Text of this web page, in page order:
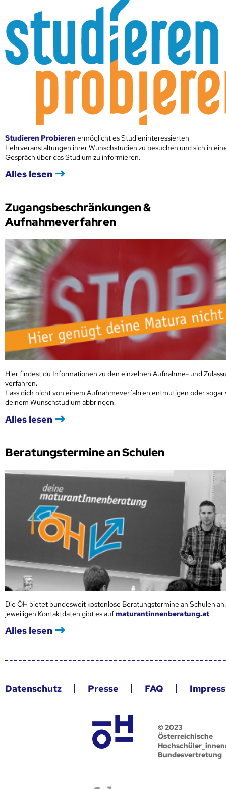
Studieren Probieren ermöglicht es Studieninteressierten
Lehrveranstaltungen ihrer Wunschstudien zu besuchen und sich in
Gespräch über das Studium zu informieren.
Alles lesen
Zugangsbeschränkungen &
Aufnahmeverfahren
Hier findest du Informationen zu den einzelnen Aufnahme- und
verfahren.
Lass dich nicht von einem Aufnahmeverfahren entmutigen oder sogar
deinem Wunschstudium abbringen!
Alles lesen
Beratungstermine an Schulen
Die ÖH bietet bundesweit kostenlose Beratungstermine an Schulen
jeweiligen Kontaktdaten gibt es aufmaturantinnenberatung.at
Alles lesen
Datenschutz Presse FAQ
© 2023
Österreichische
Bundesvertretung